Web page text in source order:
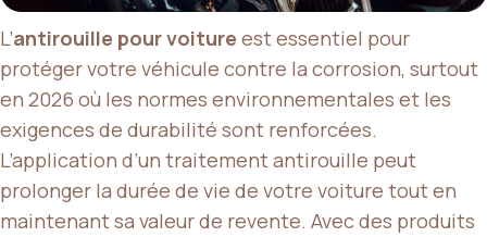
L’antirouille pour voiture est essentiel pour
protéger votre véhicule contre la corrosion, surtout
en 2026 où les normes environnementales et les
exigences de durabilité sont renforcées.
L’application d’un traitement antirouille peut
prolonger la durée de vie de votre voiture tout en
maintenant sa valeur de revente. Avec des produits